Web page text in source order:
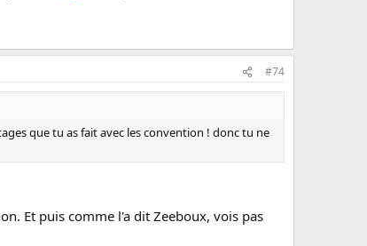
#74
que tu as fait avec les convention ! donc tu ne
Et puis comme l'a dit Zeeboux, vois pas